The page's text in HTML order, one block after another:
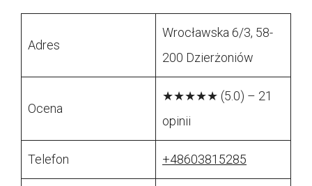
Adres
Wrocławska 6/3, 58-
200 Dzierżoniów
Ocena
★★★★★ (5.0) – 21
opinii
Telefon +48603815285